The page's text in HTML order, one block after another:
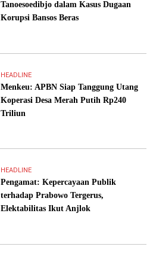
Tanoesoedibjo dalam Kasus Dugaan
Korupsi Bansos Beras
HEADLINE
Menkeu: APBN Siap Tanggung Utang
Koperasi Desa Merah Putih Rp240
Triliun
HEADLINE
Pengamat: Kepercayaan Publik
terhadap Prabowo Tergerus,
Elektabilitas Ikut Anjlok